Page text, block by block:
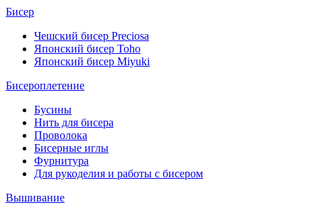
Бисер
Чешский бисер Preciosa
Японский бисер Toho
Японский бисер Miyuki
Бисероплетение
Бусины
Нить для бисера
Проволока
Бисерные иглы
Фурнитура
Для рукоделия и работы с бисером
Вышивание